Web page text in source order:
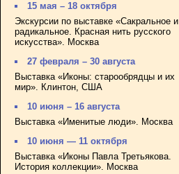
15 мая – 18 октября
Экскурсии по выставке «Сакральное и
радикальное. Красная нить русского
искусства». Москва
27 февраля – 30 августа
Выставка «Иконы: старообрядцы и их
мир». Клинтон, США
10 июня – 16 августа
Выставка «Именитые люди». Москва
10 июня — 11 октября
Выставка «Иконы Павла Третьякова.
История коллекции». Москва